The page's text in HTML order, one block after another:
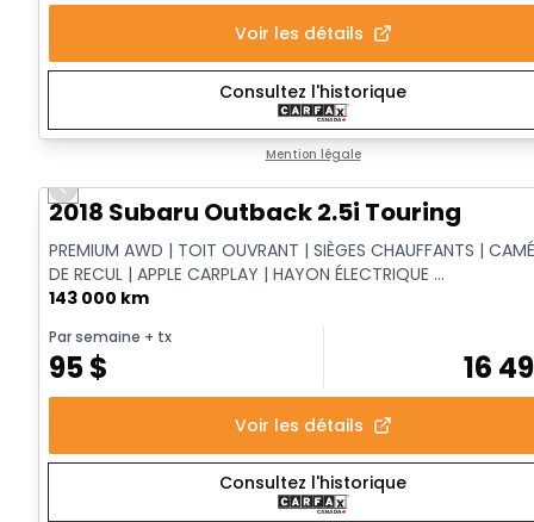
Voir les détails
Consultez l'historique
Mention légale
Previous slide
2018 Subaru Outback 2.5i Touring
PREMIUM AWD | TOIT OUVRANT | SIÈGES CHAUFFANTS |
DE RECUL | APPLE CARPLAY | HAYON ÉLECTRIQUE ...
143 000 km
Par semaine + tx
95$ 16
Voir les détails
Consultez l'historique